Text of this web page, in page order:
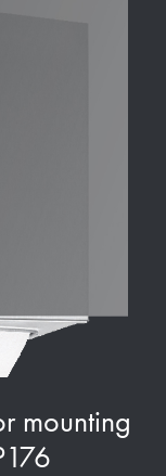
mounting